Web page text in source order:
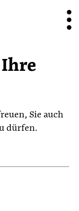
Sie auch
dürfen.